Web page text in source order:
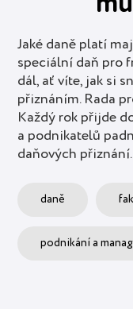
Jaké daně platí
speciální daň pro
dál, ať víte, jak si
přiznáním. Rada
Každý rok přijde
a podnikatelů
daňových přiznání.
daně
podnikání a